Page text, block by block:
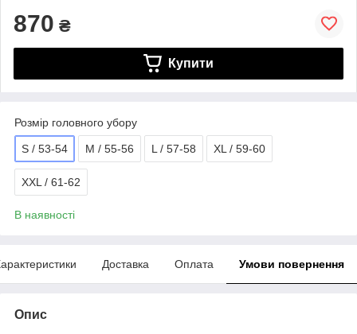
870 ₴
Купити
Розмір головного убору
S / 53-54 M / 55-56 L / 57-58 XL / 59-60
XXL / 61-62
В наявності
Доставка Оплата Умови повернення
Опис